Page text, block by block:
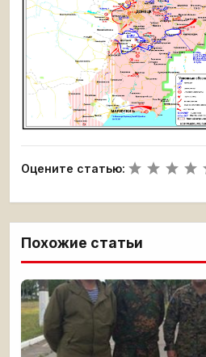
Оцените статью:
Похожие статьи